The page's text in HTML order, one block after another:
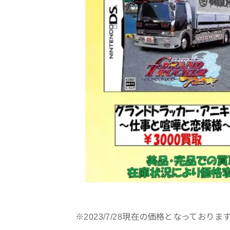
※2023/7/28現在の価格となっておりま